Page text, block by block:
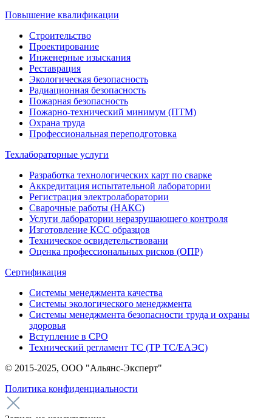
Повышение квалификации
Строительство
Проектирование
Инженерные изыскания
Реставрация
Экологическая безопасность
Радиационная безопасность
Пожарная безопасность
Пожарно-технический минимум (ПТМ)
Охрана труда
Профессиональная переподготовка
Техлабораторные услуги
Разработка технологических карт по сварке
Аккредитация испытательной лаборатории
Регистрация электролаборатории
Сварочные работы (НАКС)
Услуги лаборатории неразрушающего контроля
Изготовление КСС образцов
Техническое освидетельствовани
Оценка профессиональных рисков (ОПР)
Сертификация
Системы менеджмента качества
Системы экологического менеджмента
Системы менеджмента безопасности труда и охраны
здоровья
Вступление в СРО
Технический регламент ТС (ТР ТС/ЕАЭС)
© 2015-2025, ООО "Альянс-Эксперт"
Политика конфиденциальности